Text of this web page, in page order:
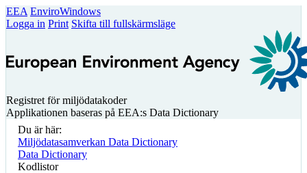
EEA EnviroWindows
Logga in Print Skifta till fullskärmsläge
Registret för miljödatakoder
Applikationen baseras på EEA:s Data Dictionary
Du är här:
Miljödatasamverkan Data Dictionary
Data Dictionary
Kodlistor